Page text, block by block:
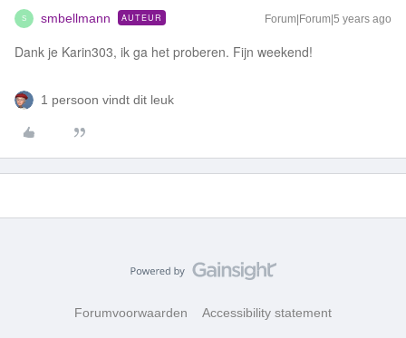
S smbellmann AUTEUR Forum|Forum|5 years ago
Dank je Karin303, ik ga het proberen. Fijn weekend!
1 persoon vindt dit leuk
Forumvoorwaarden Accessibility statement